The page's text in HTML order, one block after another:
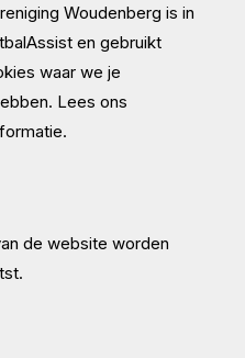
Woudenberg is in
en gebruikt
waar we je
Lees ons
de website worden